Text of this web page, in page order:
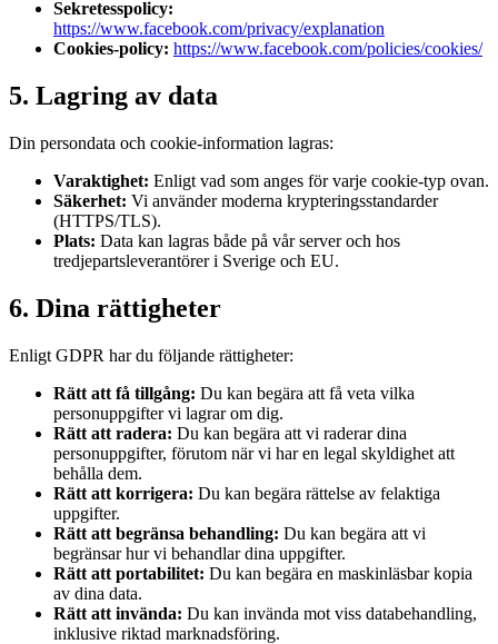
Sekretesspolicy:
https://www.facebook.com/privacy/explanation
Cookies-policy: https://www.facebook.com/policies/cookies/
5. Lagring av data
Din persondata och cookie-information lagras:
Varaktighet: Enligt vad som anges för varje cookie-typ ovan.
Säkerhet: Vi använder moderna krypteringsstandarder
(HTTPS/TLS).
Plats: Data kan lagras både på vår server och hos
tredjepartsleverantörer i Sverige och EU.
6. Dina rättigheter
Enligt GDPR har du följande rättigheter:
Rätt att få tillgång: Du kan begära att få veta vilka
personuppgifter vi lagrar om dig.
Rätt att radera: Du kan begära att vi raderar dina
personuppgifter, förutom när vi har en legal skyldighet att
behålla dem.
Rätt att korrigera: Du kan begära rättelse av felaktiga
uppgifter.
Rätt att begränsa behandling: Du kan begära att vi
begränsar hur vi behandlar dina uppgifter.
Rätt att portabilitet: Du kan begära en maskinläsbar kopia
av dina data.
Rätt att invända: Du kan invända mot viss databehandling,
inklusive riktad marknadsföring.